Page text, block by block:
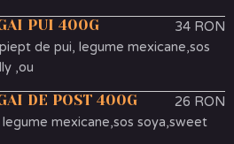
PUI 400G
34 RON
de pui, legume mexicane,sos
,ou
DE POST 400G
26 RON
mexicane,sos soya,sweet